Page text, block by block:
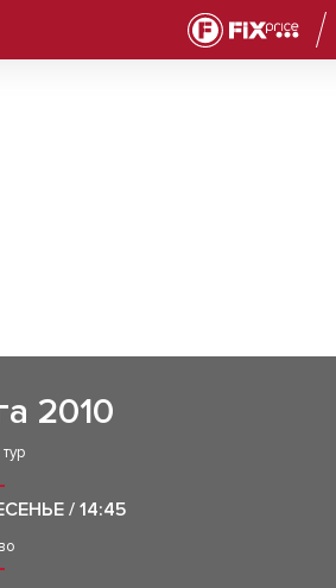
2010
/ 14:45